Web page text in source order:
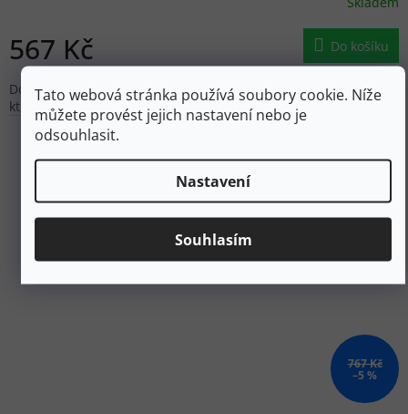
Tato webová stránka používá soubory cookie. Níže
můžete provést jejich nastavení nebo je
odsouhlasit.
Nastavení
Souhlasím
567 Kč Do košíku
Dokonalý hydratační společník Cortland má všechny funkce,
které jste si u láhve na vodu oblíbili - a ještě víc.
767 Kč
–5 %